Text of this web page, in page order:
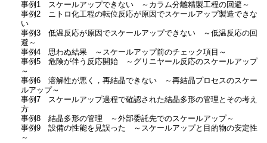
事例1 スケールアップできない ～カラム分離精製工程の回避～
事例2 ニトロ化工程の転位反応が原因でスケールアップ製造できな
い
事例3 低温反応が原因でスケールアップできない ～低温反応の回
避～
事例4 思わぬ結果 ～スケールアップ前のチェック項目～
事例5 危険が伴う反応開始 ～グリニヤール反応のスケールアップ
～
事例6 溶解性が悪く，再結晶できない ～再結晶プロセスのスケー
ルアップ～
事例7 スケールアップ過程で確認された結晶多形の管理とその考え
方
事例8 結晶多形の管理 ～外部委託先でのスケールアップ～
事例9 設備の性能を見誤った ～スケールアップと目的物の安定性
～